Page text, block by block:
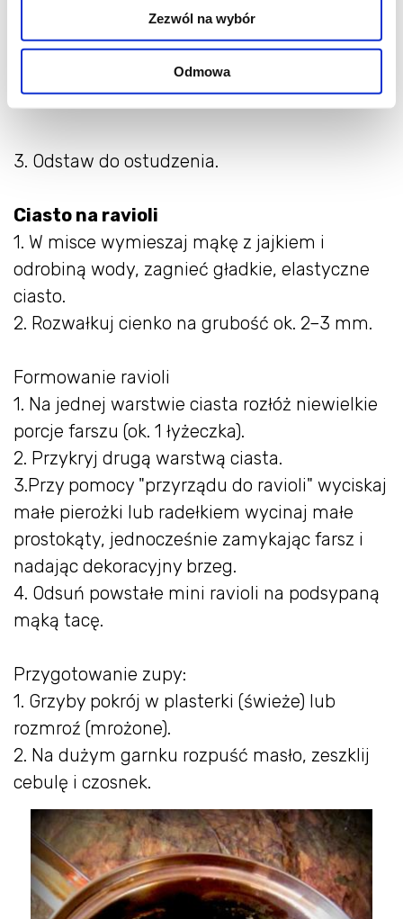
Zezwól na wybór
Odmowa
3. Odstaw do ostudzenia.
Ciasto na ravioli
1. W misce wymieszaj mąkę z jajkiem i
odrobiną wody, zagnieć gładkie, elastyczne
ciasto.
2. Rozwałkuj cienko na grubość ok. 2–3 mm.
Formowanie ravioli
1. Na jednej warstwie ciasta rozłóż niewielkie
porcje farszu (ok. 1 łyżeczka).
2. Przykryj drugą warstwą ciasta.
3.Przy pomocy "przyrządu do ravioli" wyciskaj
małe pierożki lub radełkiem wycinaj małe
prostokąty, jednocześnie zamykając farsz i
nadając dekoracyjny brzeg.
4. Odsuń powstałe mini ravioli na podsypaną
mąką tacę.
Przygotowanie zupy:
1. Grzyby pokrój w plasterki (świeże) lub
rozmroź (mrożone).
2. Na dużym garnku rozpuść masło, zeszklij
cebulę i czosnek.